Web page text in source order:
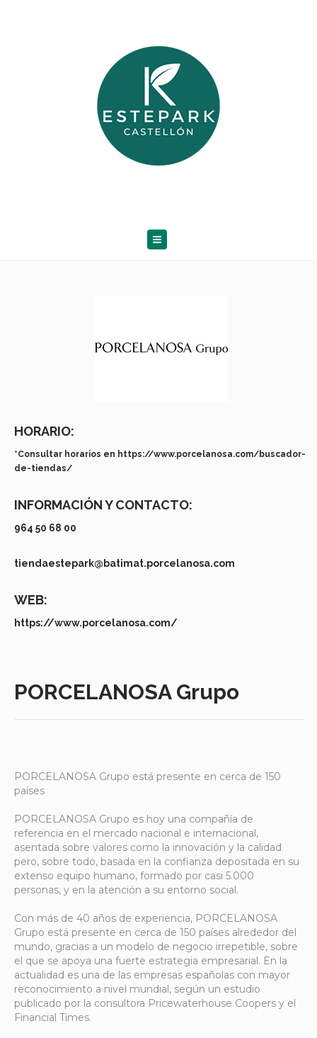
HORARIO:
*Consultar horarios en https://www.porcelanosa.com/buscador-
de-tiendas/
INFORMACIÓN Y CONTACTO:
964 50 68 00
tiendaestepark@batimat.porcelanosa.com
WEB:
https://www.porcelanosa.com/
PORCELANOSA Grupo
PORCELANOSA Grupo está presente en cerca de 150
países
PORCELANOSA Grupo es hoy una compañía de
referencia en el mercado nacional e internacional,
asentada sobre valores como la innovación y la calidad
pero, sobre todo, basada en la confianza depositada en su
extenso equipo humano, formado por casi 5.000
personas, y en la atención a su entorno social.
Con más de 40 años de experiencia, PORCELANOSA
Grupo está presente en cerca de 150 países alrededor del
mundo, gracias a un modelo de negocio irrepetible, sobre
el que se apoya una fuerte estrategia empresarial. En la
actualidad es una de las empresas españolas con mayor
reconocimiento a nivel mundial, según un estudio
publicado por la consultora Pricewaterhouse Coopers y el
Financial Times.